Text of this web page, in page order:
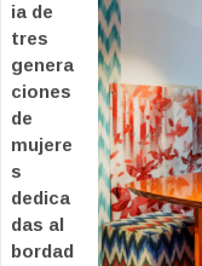
ia de
tres
genera
ciones
de
mujere
s
dedica
das al
bordad